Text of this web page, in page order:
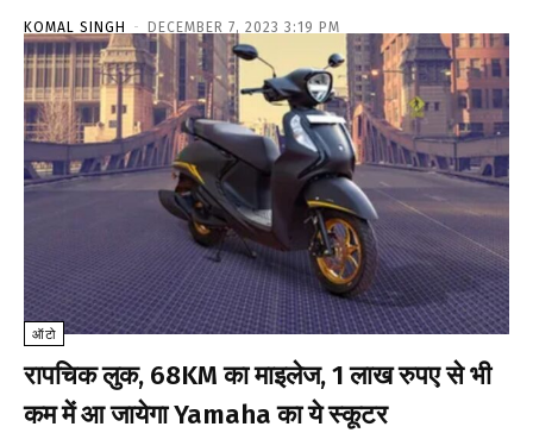
KOMAL SINGH - DECEMBER 7, 2023 3:19 PM
ऑटो
रापचिक लुक, 68KM का माइलेज, ₹1 लाख रुपए से भी
कम में आ जायेगा Yamaha का ये स्कूटर